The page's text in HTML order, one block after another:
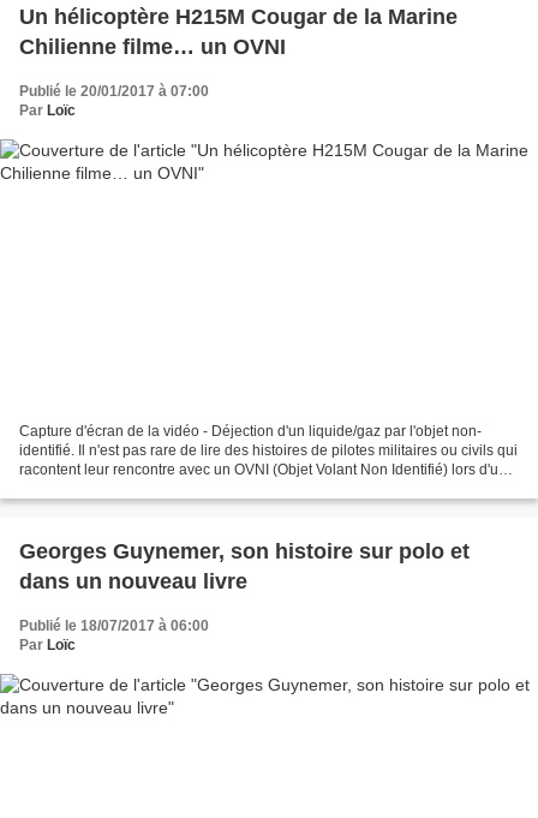
Un hélicoptère H215M Cougar de la Marine
Chilienne filme… un OVNI
Publié le 20/01/2017 à 07:00
Par Loïc
Capture d'écran de la vidéo - Déjection d'un liquide/gaz par l'objet non-
identifié. Il n'est pas rare de lire des histoires de pilotes militaires ou civils qui
racontent leur rencontre avec un OVNI (Objet Volant Non Identifié) lors d'un
Georges Guynemer, son histoire sur polo et
dans un nouveau livre
Publié le 18/07/2017 à 06:00
Par Loïc